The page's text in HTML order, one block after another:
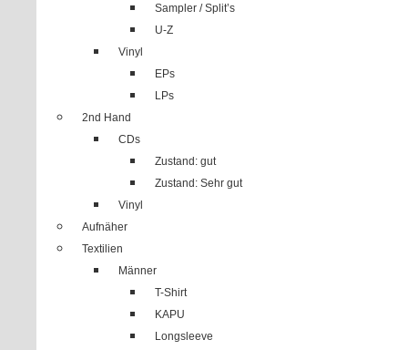
Sampler / Split’s
U-Z
Vinyl
EPs
LPs
2nd Hand
CDs
Zustand: gut
Zustand: Sehr gut
Vinyl
Aufnäher
Textilien
Männer
T-Shirt
KAPU
Longsleeve